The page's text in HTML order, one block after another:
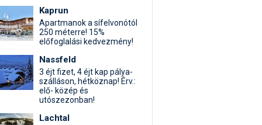
Kaprun
Apartmanok a sífelvonótól
250 méterre! 15%
előfoglalási kedvezmény!
Nassfeld
3 éjt fizet, 4 éjt kap pálya-
szálláson, hétköznap! Érv.:
elő- közép és
utószezonban!
Lachtal